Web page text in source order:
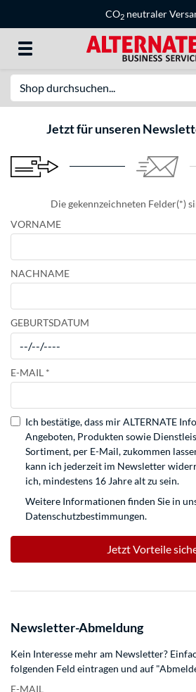
CO2 neutraler
Jetzt für unseren
Die gekennzeichneten Felder(*)
VORNAME
NACHNAME
GEBURTSDATUM
E-MAIL
Ich bestätige, dass mir ALTERNATE
Angeboten, Produkten sowie
Sortiment, per E-Mail, zukommen
kann ich jederzeit im Newsletter
ich, mindestens 16 Jahre alt zu sein.
Weitere Informationen finden Sie in
Datenschutzbestimmungen.
Jetzt Vorteile
Newsletter-Abmeldung
Kein Interesse mehr am Newsletter?
folgenden Feld eintragen und auf
E-MAIL